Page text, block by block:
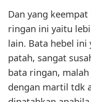
Dan yang
ringan ini yaitu
lain. Bata hebel
patah, sangat
bata ringan,
dengan martil tdk